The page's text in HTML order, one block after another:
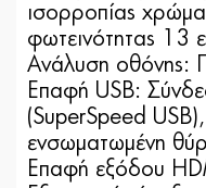
ισορροπίας
φωτεινότητας 13
Ανάλυση οθόνης:
Επαφή USB:
(SuperSpeed
ενσωματωμένη
Επαφή εξόδου